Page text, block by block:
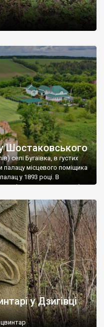
Шостаковського
селі Бугаївка, в густих
палацу місцевого поміщика
у 1893 році. В
містилася школа, потім
лікарню. Коли із
не […]
у Дзигівці